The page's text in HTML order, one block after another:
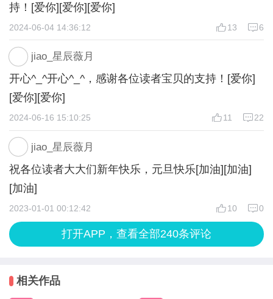
持！[爱你][爱你][爱你]
6
13
2024-06-04 14:36:12
jiao_星辰薇月
开心^_^开心^_^，感谢各位读者宝贝的支持！[爱你]
[爱你][爱你]
22
11
2024-06-16 15:10:25
jiao_星辰薇月
祝各位读者大大们新年快乐，元旦快乐[加油][加油]
[加油]
0
10
2023-01-01 00:12:42
打开APP，查看全部240条评论
相关作品